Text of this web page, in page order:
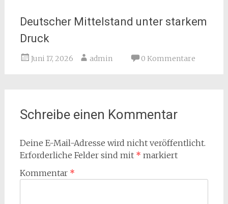
Deutscher Mittelstand unter starkem
Druck
Juni 17, 2026 admin 0 Kommentare
Schreibe einen Kommentar
Deine E-Mail-Adresse wird nicht veröffentlicht.
Erforderliche Felder sind mit * markiert
Kommentar *